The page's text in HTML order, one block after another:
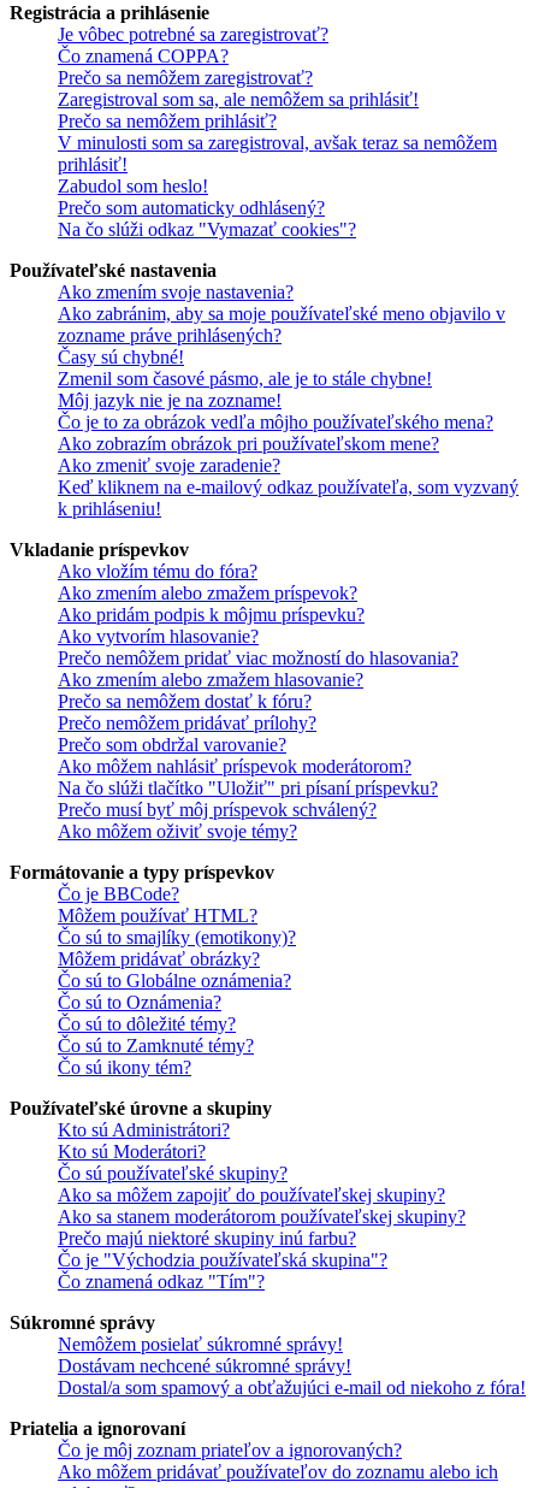
Registrácia a prihlásenie
Je vôbec potrebné sa zaregistrovať?
Čo znamená COPPA?
Prečo sa nemôžem zaregistrovať?
Zaregistroval som sa, ale nemôžem sa prihlásiť!
Prečo sa nemôžem prihlásiť?
V minulosti som sa zaregistroval, avšak teraz sa nemôžem
prihlásiť!
Zabudol som heslo!
Prečo som automaticky odhlásený?
Na čo slúži odkaz "Vymazať cookies"?
Používateľské nastavenia
Ako zmením svoje nastavenia?
Ako zabránim, aby sa moje používateľské meno objavilo v
zozname práve prihlásených?
Časy sú chybné!
Zmenil som časové pásmo, ale je to stále chybne!
Môj jazyk nie je na zozname!
Čo je to za obrázok vedľa môjho používateľského mena?
Ako zobrazím obrázok pri používateľskom mene?
Ako zmeniť svoje zaradenie?
Keď kliknem na e-mailový odkaz používateľa, som vyzvaný
k prihláseniu!
Vkladanie príspevkov
Ako vložím tému do fóra?
Ako zmením alebo zmažem príspevok?
Ako pridám podpis k môjmu príspevku?
Ako vytvorím hlasovanie?
Prečo nemôžem pridať viac možností do hlasovania?
Ako zmením alebo zmažem hlasovanie?
Prečo sa nemôžem dostať k fóru?
Prečo nemôžem pridávať prílohy?
Prečo som obdržal varovanie?
Ako môžem nahlásiť príspevok moderátorom?
Na čo slúži tlačítko "Uložiť" pri písaní príspevku?
Prečo musí byť môj príspevok schválený?
Ako môžem oživiť svoje témy?
Formátovanie a typy príspevkov
Čo je BBCode?
Môžem používať HTML?
Čo sú to smajlíky (emotikony)?
Môžem pridávať obrázky?
Čo sú to Globálne oznámenia?
Čo sú to Oznámenia?
Čo sú to dôležité témy?
Čo sú to Zamknuté témy?
Čo sú ikony tém?
Používateľské úrovne a skupiny
Kto sú Administrátori?
Kto sú Moderátori?
Čo sú používateľské skupiny?
Ako sa môžem zapojiť do používateľskej skupiny?
Ako sa stanem moderátorom používateľskej skupiny?
Prečo majú niektoré skupiny inú farbu?
Čo je "Východzia používateľská skupina"?
Čo znamená odkaz "Tím"?
Súkromné správy
Nemôžem posielať súkromné správy!
Dostávam nechcené súkromné správy!
Dostal/a som spamový a obťažujúci e-mail od niekoho z fóra!
Priatelia a ignorovaní
Čo je môj zoznam priateľov a ignorovaných?
Ako môžem pridávať používateľov do zoznamu alebo ich